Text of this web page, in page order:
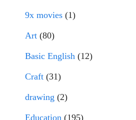
9x movies (1)
Art (80)
Basic English (12)
Craft (31)
drawing (2)
Education (195)